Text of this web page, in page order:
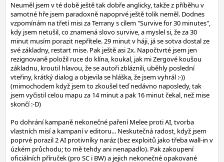
Neuměl jsem v té době ještě tak dobře anglicky, takže z příběhu v
samotné hře jsem paradoxně napoprvé ještě tolik neměl. Dodnes
vzpomínám na třetí misi za Terrany s cílem "Survive for 30 minutes",
kdy jsem netušil, co znamená slovo survive, a myslel si, že za 30
minut musím porazit nepřítele. 29 minut v háji, já se sotva dostal ze
své základny, restart mise. Pak ještě asi 2x. Napočtvrté jsem jen
rezignovaně položil ruce do klína, koukal, jak mi Zergové koušou
základnu, kroutil hlavou, že se autoři zbláznili, uběhly poslední
vteřiny, krátký dialog a objevila se hláška, že jsem vyhrál :-))
(mimochodem když jsem to zkoušel teď nedávno naposledy, tak
jsem vyčistil celou mapu za 14 minut a pak 16 minut čekal, než mise
skončí :-D)
Po dohrání kampaně nekonečné paření Melee proti AI, tvorba
vlastních misí a kampaní v editoru... Neskutečná radost, když jsem
poprvé porazil 2 AI protivníky naráz (bez exploitů jako třeba wall-in v
úzkém průchodu; to mě tehdy ani nenapadlo). Pak zakoupení
oficiálních příruček (pro SC i BW) a jejich nekonečné opakované